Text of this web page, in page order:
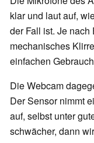
klar und laut auf,
der Fall ist. Je
mechanisches
einfachen
Die Webcam
Der Sensor nimmt
auf, selbst unter
schwächer, dann